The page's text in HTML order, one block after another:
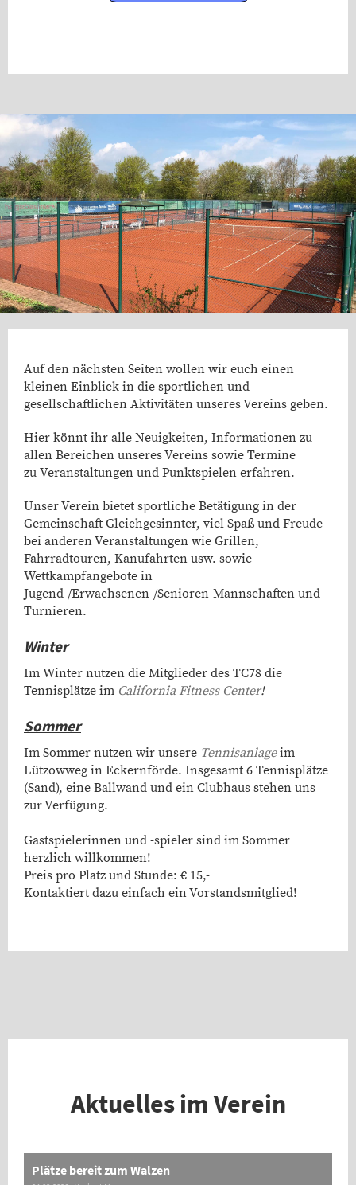
Auf den nächsten Seiten wollen wir euch einen
kleinen Einblick in die sportlichen und
gesellschaftlichen Aktivitäten unseres Vereins geben.
Hier könnt ihr alle Neuigkeiten, Informationen zu
allen Bereichen unseres Vereins sowie Termine
zu Veranstaltungen und Punktspielen erfahren.
Unser Verein bietet sportliche Betätigung in der
Gemeinschaft Gleichgesinnter, viel Spaß und Freude
bei anderen Veranstaltungen wie Grillen,
Fahrradtouren, Kanufahrten usw. sowie
Wettkampfangebote in
Jugend-/Erwachsenen-/Senioren-Mannschaften und
Turnieren.
Winter
Im Winter nutzen die Mitglieder des TC78 die
Tennisplätze im California Fitness Center!
Sommer
Im Sommer nutzen wir unsere Tennisanlageim
Lützowweg in Eckernförde. Insgesamt 6 Tennisplätze
(Sand), eine Ballwand und ein Clubhaus stehen uns
zur Verfügung.
Gastspielerinnen und -spieler sind im Sommer
herzlich willkommen!
Preis pro Platz und Stunde: € 15,-
Kontaktiert dazu einfach ein Vorstandsmitglied!
Aktuelles im Verein
Plätze bereit zum Walzen